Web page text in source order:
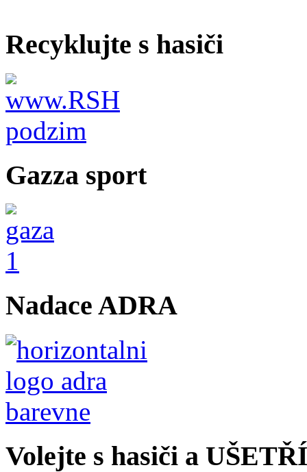
Recyklujte s hasiči
Gazza sport
Nadace ADRA
Volejte s hasiči a